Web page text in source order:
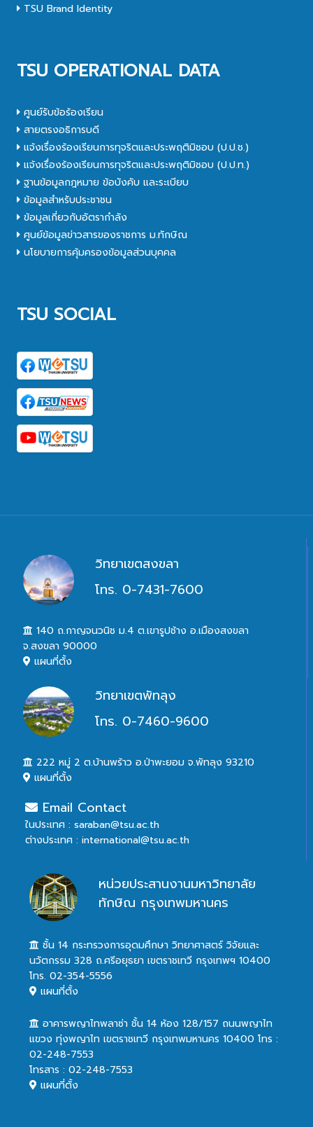
TSU Brand Identity
TSU OPERATIONAL DATA
ศูนย์รับข้อร้องเรียน
สายตรงอธิการบดี
แจ้งเรื่องร้องเรียนการทุจริตและประพฤติมิชอบ (ป.ป.ช.)
แจ้งเรื่องร้องเรียนการทุจริตและประพฤติมิชอบ (ป.ป.ท.)
ฐานข้อมูลกฎหมาย ข้อบังคับ และระเบียบ
ข้อมูลสำหรับประชาชน
ข้อมูลเกี่ยวกับอัตรากำลัง
ศูนย์ข้อมูลข่าวสารของราชการ ม.ทักษิณ
นโยบายการคุ้มครองข้อมูลส่วนบุคคล
TSU SOCIAL
วิทยาเขตสงขลา
โทร. 0-7431-7600
140 ถ.กาญจนวนิช ม.4 ต.เขารูปช้าง อ.เมืองสงขลา
จ.สงขลา 90000
แผนที่ตั้ง
วิทยาเขตพัทลุง
โทร. 0-7460-9600
222 หมู่ 2 ต.บ้านพร้าว อ.ป่าพะยอม จ.พัทลุง 93210
แผนที่ตั้ง
Email Contact
ในประเทศ : saraban@tsu.ac.th
ต่างประเทศ : international@tsu.ac.th
หน่วยประสานงานมหาวิทยาลัย
ทักษิณ กรุงเทพมหานคร
ชั้น 14 กระทรวงการอุดมศึกษา วิทยาศาสตร์ วิจัยและ
นวัตกรรม 328 ถ.ศรีอยุธยา เขตราชเทวี กรุงเทพฯ 10400
โทร. 02-354-5556
แผนที่ตั้ง
อาคารพญาไทพลาซ่า ชั้น 14 ห้อง 128/157 ถนนพญาไท
แขวง ทุ่งพญาไท เขตราชเทวี กรุงเทพมหานคร 10400 โทร :
02-248-7553
โทรสาร : 02-248-7553
แผนที่ตั้ง